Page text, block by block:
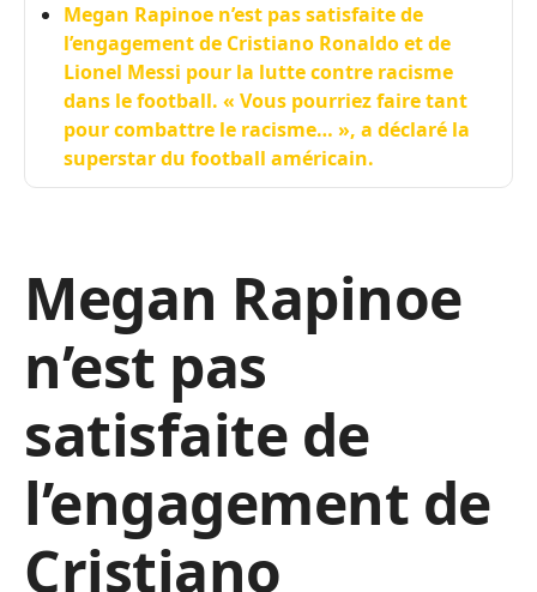
Megan Rapinoe n’est pas satisfaite de
l’engagement de Cristiano Ronaldo et de
Lionel Messi pour la lutte contre racisme
dans le football. « Vous pourriez faire tant
pour combattre le racisme… », a déclaré la
superstar du football américain.
Megan Rapinoe
n’est pas
satisfaite de
l’engagement de
Cristiano